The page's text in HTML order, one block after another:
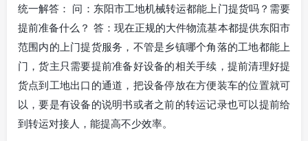
统一解答： 问：东阳市工地机械转运都能上门提货吗？需要
提前准备什么？ 答：现在正规的大件物流基本都提供东阳市
范围内的上门提货服务，不管是乡镇哪个角落的工地都能上
门，货主只需要提前准备好设备的相关手续，提前清理好提
货点到工地出口的通道，把设备停放在方便装车的位置就可
以，要是有设备的说明书或者之前的转运记录也可以提前给
到转运对接人，能提高不少效率。